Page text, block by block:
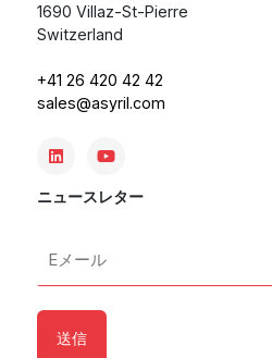
1690 Villaz-St-Pierre
Switzerland
+41 26 420 42 42
sales@asyril.com
ニュースレター
メ